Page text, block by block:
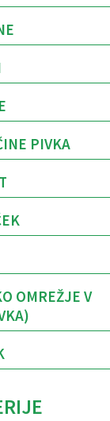
PIVKA
OMREŽJE V